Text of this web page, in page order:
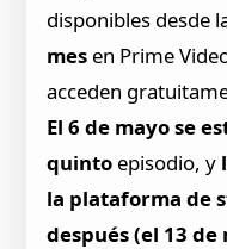
disponibles desde
mes en Prime
acceden
El 6 de mayo se
quinto episodio, y
la plataforma de
después (el 13 de